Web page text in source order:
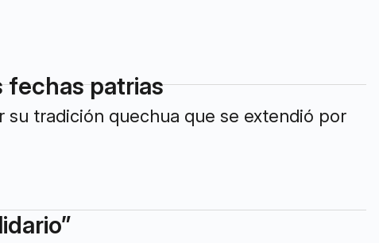
fechas patrias
su tradición quechua que se extendió por